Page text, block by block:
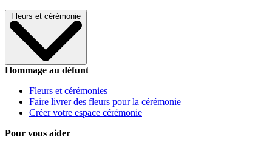
Fleurs et cérémonie
Hommage au défunt
Fleurs et cérémonies
Faire livrer des fleurs pour la cérémonie
Créer votre espace cérémonie
Pour vous aider